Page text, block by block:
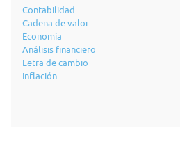
Contabilidad
Cadena de valor
Economía
Análisis financiero
Letra de cambio
Inflación